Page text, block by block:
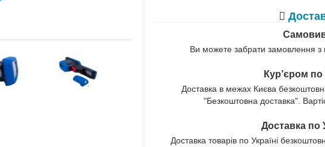
Ви можете забрати замовлення з
Кур’єром
Доставка в межах Києва
"Безкоштовна доставка".
Доставка по
Доставка товарів по Україні